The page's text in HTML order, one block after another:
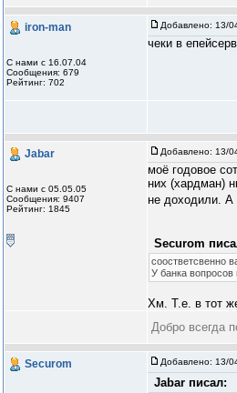
iron-man
С нами с 16.07.04
Сообщения: 679
Рейтинг: 702
Добавлено: 13/
чеки в
Jabar
С нами с 05.05.05
Сообщения: 9407
Рейтинг: 1845
Добавлено: 13/
моё годовое
них (хардман)
не доходили. А
Securom
соостветсвенно
У банка вопросов
Хм. Т.е. в тот
Добро всегда
Securom Добавлено: 13/
Jabar писал: